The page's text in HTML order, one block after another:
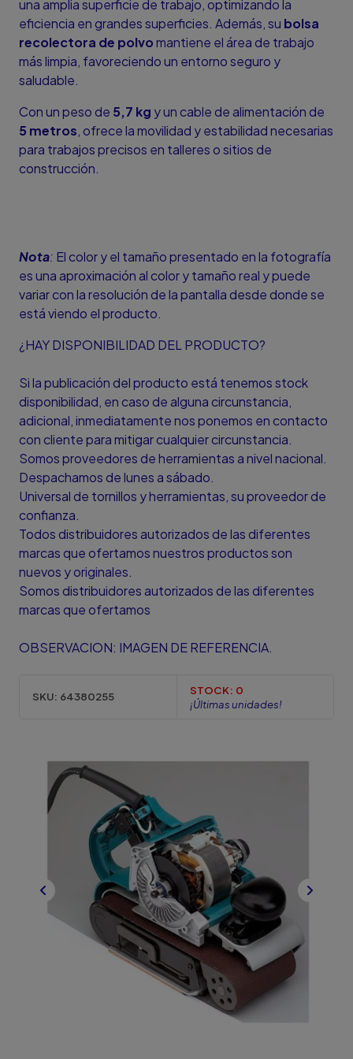
una amplia superficie de trabajo, optimizando la
eficiencia en grandes superficies. Además, su bolsa
recolectora de polvomantiene el área de trabajo
más limpia, favoreciendo un entorno seguro y
saludable.
Con un peso de 5,7 kg y un cable de alimentación de
5 metros, ofrece la movilidad y estabilidad necesarias
para trabajos precisos en talleres o sitios de
construcción.
Nota: El color y el tamaño presentado en la fotografía
es una aproximación al color y tamaño real y puede
variar con la resolución de la pantalla desde donde se
está viendo el producto.
¿HAY DISPONIBILIDAD DEL PRODUCTO?
Si la publicación del producto está tenemos stock
disponibilidad, en caso de alguna circunstancia,
adicional, inmediatamente nos ponemos en contacto
con cliente para mitigar cualquier circunstancia.
Somos proveedores de herramientas a nivel nacional.
Despachamos de lunes a sábado.
Universal de tornillos y herramientas, su proveedor de
confianza.
Todos distribuidores autorizados de las diferentes
marcas que ofertamos nuestros productos son
nuevos y originales.
Somos distribuidores autorizados de las diferentes
marcas que ofertamos
OBSERVACION: IMAGEN DE REFERENCIA.
SKU: 64380255 STOCK: 0
¡Últimas unidades!